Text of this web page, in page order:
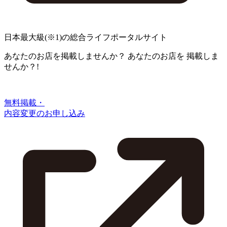
日本最大級(※1)の総合ライフポータルサイト
あなたのお店を掲載しませんか？ あなたのお店を 掲載しま
せんか？!
無料掲載・
内容変更のお申し込み